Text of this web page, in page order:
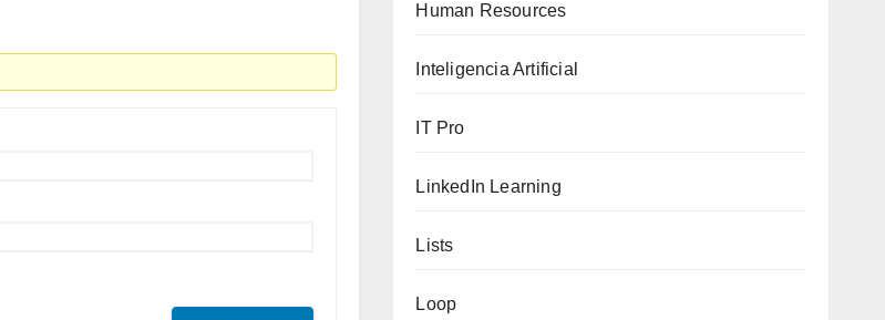
Human Resources
Inteligencia Artificial
IT Pro
LinkedIn Learning
Lists
Loop